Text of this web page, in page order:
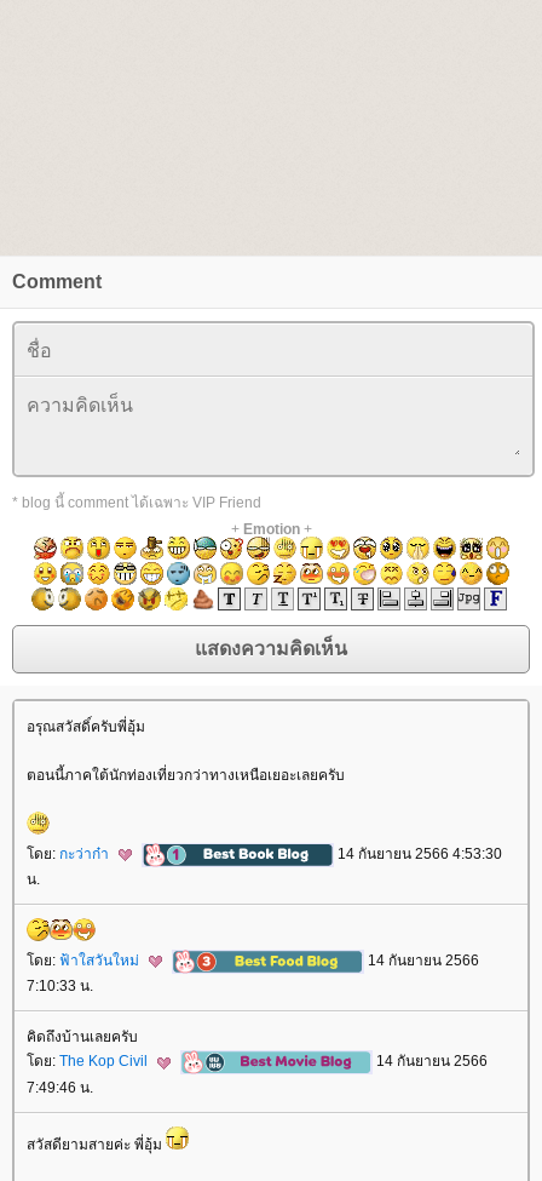
Comment
* blog นี้ comment ได้เฉพาะ VIP Friend
+ Emotion+
อรุณสวัสดิ์ครับพี่อุ้ม
ตอนนี้ภาคใต้นักท่องเที่ยวกว่าทางเหนือเยอะเลยครับ
ดย: กะว่าก๋า
14 กันยายน 2566 4:53:30
น.
ดย: ฟ้าใสวันใหม่
14 กันยายน 2566
7:10:33 น.
คิดถึงบ้านเลยครับ
ดย: The Kop Civil
14 กันยายน 2566
7:49:46 น.
สวัสดียามสายค่ะ พี่อุ้ม